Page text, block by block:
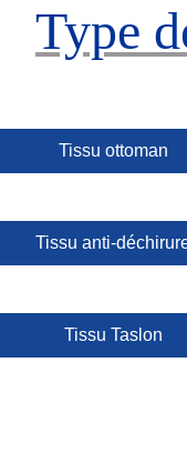
Type
Tissu ottoman
Tissu anti-
Tissu Taslon